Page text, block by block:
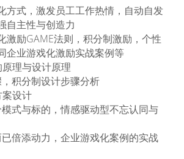
方式，激发员工工作热情，自动自发
自主性与创造力
激励GAME法则，积分制激励，个性
企业游戏化激励实战案例等
理与设计原理
积分制设计步骤分析
设计
式与标的，情感驱动型不忘认同与
倍添动力，企业游戏化案例的实战